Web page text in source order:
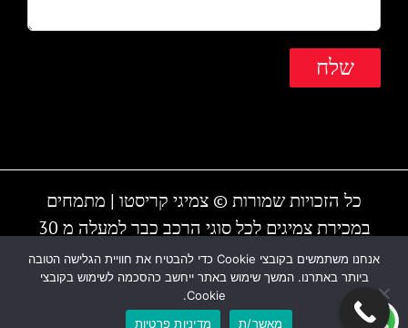
כל הזכויות שמורות © צמיגי קריסטו | מתמחים
במכירת צמיגים לכל סוגי הרכב כבר למעלה מ 30
שנה | המקום עובד גם בשבת | חייגו - 1-700-700-
810 או 03-6838895
אנחנו משתמשים בקובצי Cookie כדי להבטיח את חוויית הגלישה הטובה
ביותר באתרנו. המשך שימוש באתר ייחשב כהסכמה לשימוש בקובצי
Cookie.
מאשר/ת
מדיניות פרטיות